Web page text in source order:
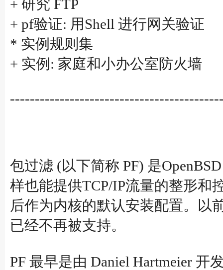
+ 研究 FTP
+ pf验证: 用Shell 进行网关验证
* 实例规则集
+ 实例: 家庭和小办公室防火墙
包过滤 (以下简称 PF) 是
样也能提供TCP/IP流量的整形和
后作为内核的默认安装配置。以
已经不再被支持。
PF 最早是由 Daniel Hartmeier 开